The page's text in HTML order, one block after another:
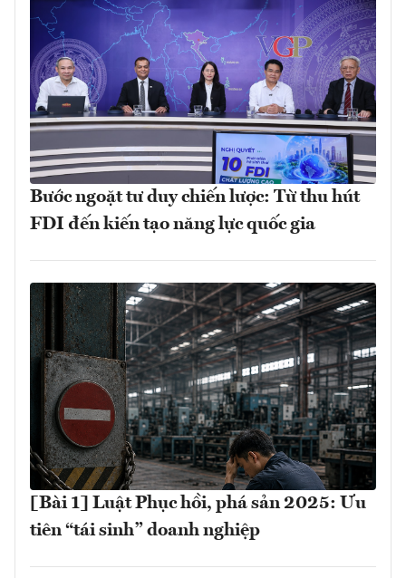
Bước ngoặt tư duy chiến lược: Từ thu hút
FDI đến kiến tạo năng lực quốc gia
[Bài 1] Luật Phục hồi, phá sản 2025: Ưu
tiên “tái sinh” doanh nghiệp